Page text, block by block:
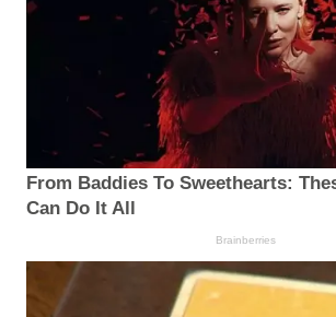
From Baddies To Sweethearts:
Can Do It All
Brainberries